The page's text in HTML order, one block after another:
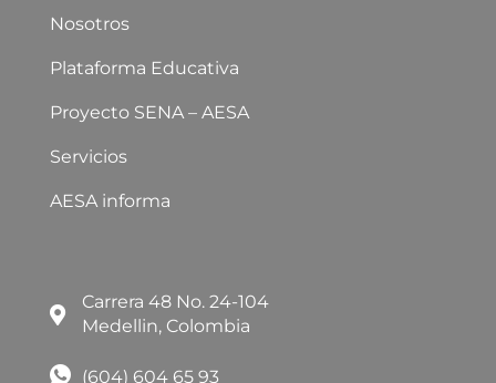
Nosotros
Plataforma Educativa
Proyecto SENA – AESA
Servicios
AESA informa
Carrera 48 No. 24-104
Medellin, Colombia
(604) 604 65 93